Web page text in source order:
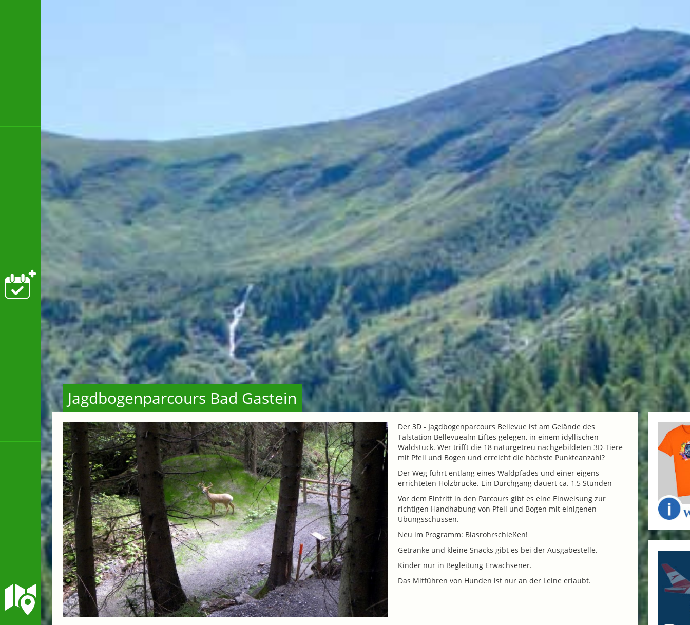
Jagdbogenparcours Bad Gastein
Der 3D - Jagdbogenparcours Bellevue ist am Gelände des
Talstation Bellevuealm Liftes gelegen, in einem idyllischen
Waldstück. Wer trifft die 18 naturgetreu nachgebildeten 3D-Tiere
mit Pfeil und Bogen und erreicht die höchste Punkteanzahl?
Der Weg führt entlang eines Waldpfades und einer eigens
errichteten Holzbrücke. Ein Durchgang dauert ca. 1,5 Stunden
Vor dem Eintritt in den Parcours gibt es eine Einweisung zur
richtigen Handhabung von Pfeil und Bogen mit einigenen
Übungsschüssen.
Neu im Programm: Blasrohrschießen!
Getränke und kleine Snacks gibt es bei der Ausgabestelle.
Kinder nur in Begleitung Erwachsener.
Das Mitführen von Hunden ist nur an der Leine erlaubt.